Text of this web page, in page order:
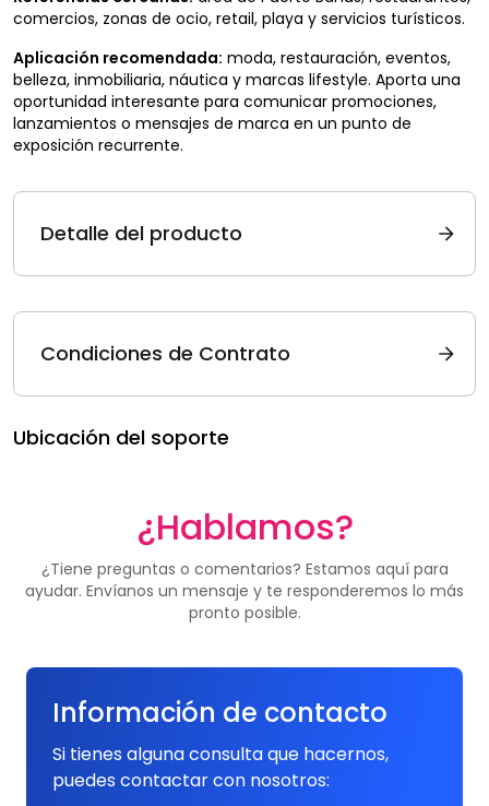
comercios, zonas de ocio, retail, playa y servicios turísticos.
Aplicación recomendada: moda, restauración, eventos,
belleza, inmobiliaria, náutica y marcas lifestyle. Aporta una
oportunidad interesante para comunicar promociones,
lanzamientos o mensajes de marca en un punto de
exposición recurrente.
Detalle del producto
Condiciones de Contrato
Ubicación del soporte
¿Hablamos?
¿Tiene preguntas o comentarios? Estamos aquí para
ayudar. Envíanos un mensaje y te responderemos lo más
pronto posible.
Información de contacto
Si tienes alguna consulta que hacernos,
puedes contactar con nosotros: